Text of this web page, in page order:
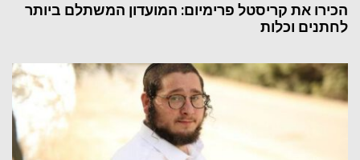
הכירו את קריסטל פרימיום: המועדון המשתלם ביותר
לחתנים וכלות